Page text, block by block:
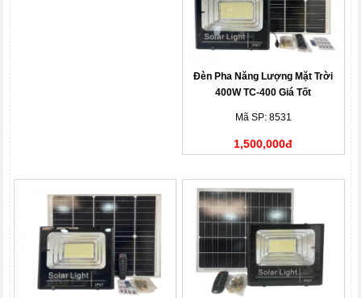
Đèn Pha Năng Lượng Mặt Trời
400W TC-400 Giá Tốt
Mã SP: 8531
1,500,000đ